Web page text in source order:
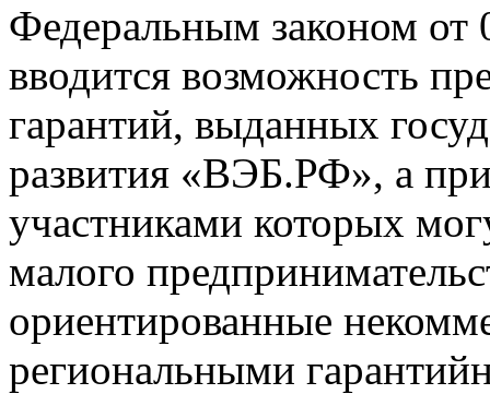
Федеральным законом
вводится возможность
гарантий, выданных
развития «ВЭБ.РФ», а
участниками которых
малого
ориентированные
региональными